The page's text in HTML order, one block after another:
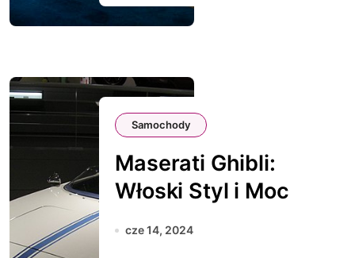
Samochody
Maserati Ghibli:
Włoski Styl i Moc
cze 14, 2024